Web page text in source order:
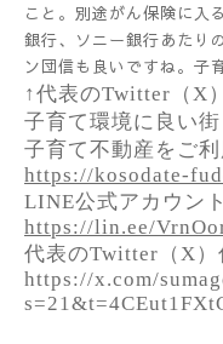
こと。別途がん保険に入
銀行、ソニー銀行あたり
ン団信も良いですね。子
↑代表のTwitter（X
子育て環境に良い
子育て不動産をご
https://kosodate-
LINE公式アカウン
https://lin.ee/
代表のTwitter（X）
https://x.com/